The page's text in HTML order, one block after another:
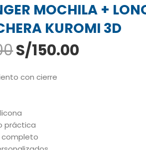
MOCHILA +
KUROMI 3D
El
precio
original
era:
S/150.00
con cierre
práctica
completo